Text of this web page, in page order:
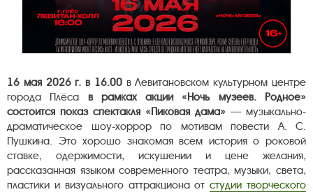
16 мая 2026 г. в 16.00в Левитановском культурном центре
города Плёса в рамках акции «Ночь музеев. Родное»
состоится показ спектакля «Пиковая дама» — музыкально-
драматическое шоу-хоррор по мотивам повести А. С.
Пушкина. Это хорошо знакомая всем история о роковой
ставке, одержимости, искушении и цене желания,
рассказанная языком современного театра, музыки, света,
пластики и визуального аттракциона отстудии творческого